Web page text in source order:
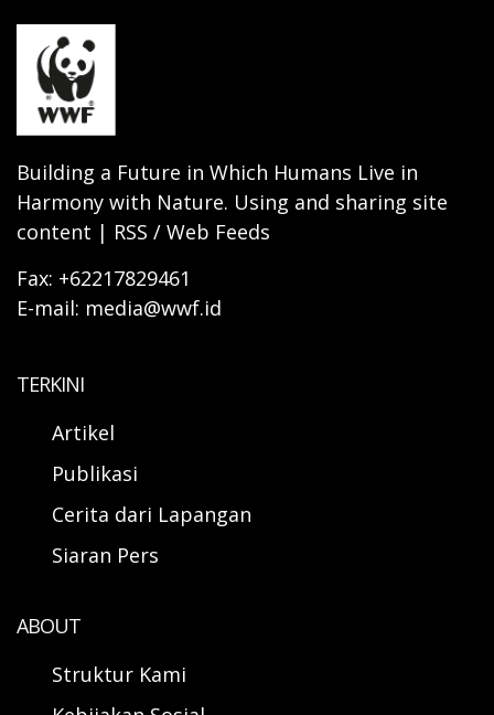
Building a Future in Which Humans Live in
Harmony with Nature. Using and sharing site
content | RSS / Web Feeds
Fax: +62217829461
E-mail: media@wwf.id
TERKINI
Artikel
Publikasi
Cerita dari Lapangan
Siaran Pers
ABOUT
Struktur Kami